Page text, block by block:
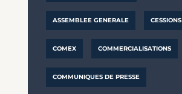
ASSEMBLEE GENERALE CESSIONS
COMEX COMMERCIALISATIONS
COMMUNIQUES DE PRESSE